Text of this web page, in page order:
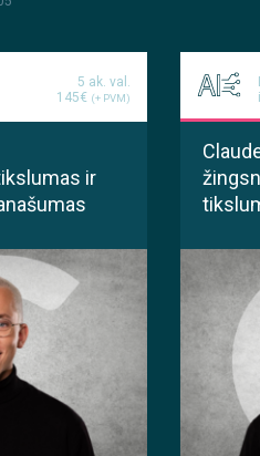
5 ak. val.
145€ (+ PVM)
ir